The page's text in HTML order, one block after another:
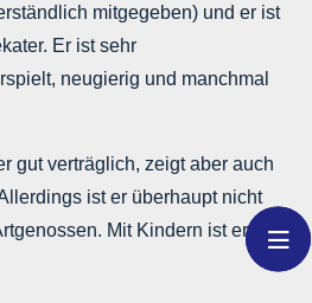
mitgegeben) und er ist
Er ist sehr
neugierig und manchmal
gut verträglich, zeigt aber auch
ist er überhaupt nicht
Mit Kindern ist er